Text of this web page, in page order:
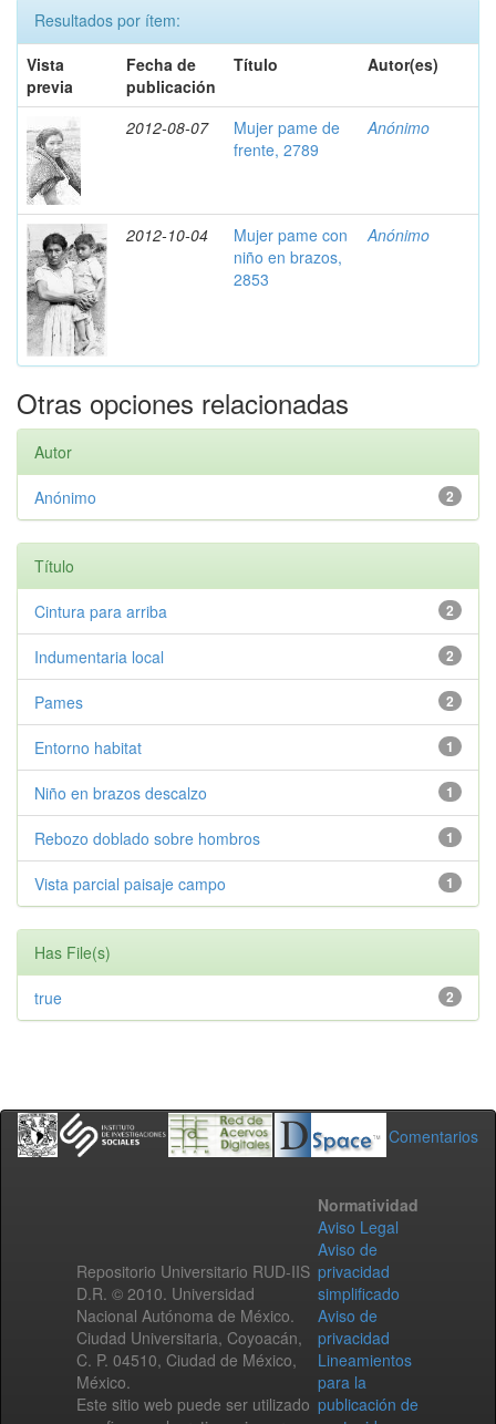
Resultados por ítem:
Vista
previa
Fecha de
publicación
Título Autor(es)
2012-08-07
Mujer pame de
frente, 2789
Anónimo
2012-10-04
Mujer pame con
niño en brazos,
2853
Anónimo
Otras opciones relacionadas
Autor
2
Anónimo
Título
2
Cintura para arriba
2
Indumentaria local
2
Pames
1
Entorno habitat
1
Niño en brazos descalzo
1
Rebozo doblado sobre hombros
1
Vista parcial paisaje campo
Has File(s)
2
true
Comentarios
Repositorio Universitario RUD-IIS
D.R. © 2010. Universidad
Nacional Autónoma de México.
Ciudad Universitaria, Coyoacán,
C. P. 04510, Ciudad de México,
México.
Este sitio web puede ser utilizado
Normatividad
Aviso Legal
Aviso de
privacidad
simplificado
Aviso de
privacidad
Lineamientos
para la
publicación de